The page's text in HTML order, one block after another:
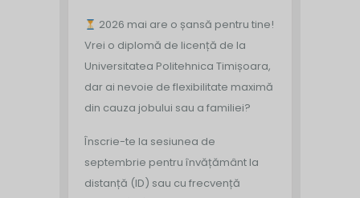
2026 mai are o șansă pentru tine!
Vrei o diplomă de licență de la
Universitatea Politehnica Timișoara,
dar ai nevoie de flexibilitate maximă
din cauza jobului sau a familiei?
Înscrie-te la sesiunea de
septembrie pentru învățământ la
distanță (ID) sau cu frecvență